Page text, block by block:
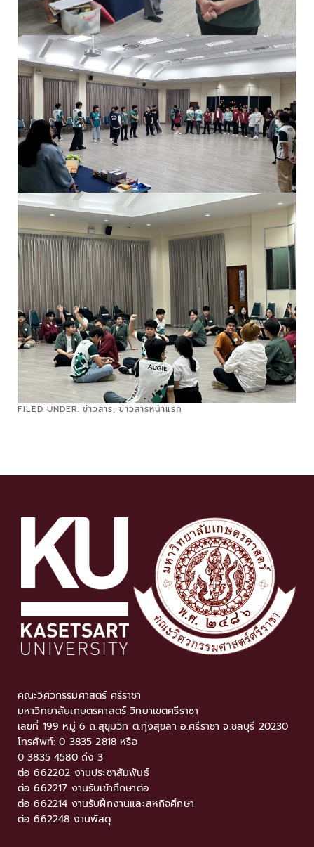
FILED UNDER: ข่าวสาร ข่าวสารหน้าแรก
คณะวิศวกรรมศาสตร์ ศรีราชา
มหาวิทยาลัยเกษตรศาสตร์ วิทยาเขตศรีราชา
เลขที่ 199 หมู่ 6 ถ.สุขุมวิท ต.ทุ่งสุขลา อ.ศรีราชา จ.ชลบุรี 20230
โทรศัพท์: 0 3835 2818 หรือ
0 3835 4580 ถึง 3
ต่อ 662202 งานประชาสัมพันธ์
ต่อ 662217 งานรับเข้าศึกษาต่อ
ต่อ 662214 งานรับฝึกงานและสหกิจศึกษา
ต่อ 662248 งานพัสดุ